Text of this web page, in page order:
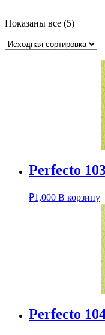
Показаны все (5)
Perfecto
₽1,000 В корзину
Perfecto